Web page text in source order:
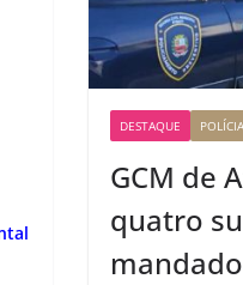
DESTAQUE POLÍCIA
GCM de
quatro